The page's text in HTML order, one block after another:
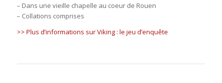
– Dans une vieille chapelle au coeur de Rouen
– Collations comprises
>> Plus d’informations sur Viking : le jeu d’enquête